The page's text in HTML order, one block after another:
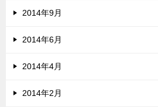
2014年9月
2014年6月
2014年4月
2014年2月